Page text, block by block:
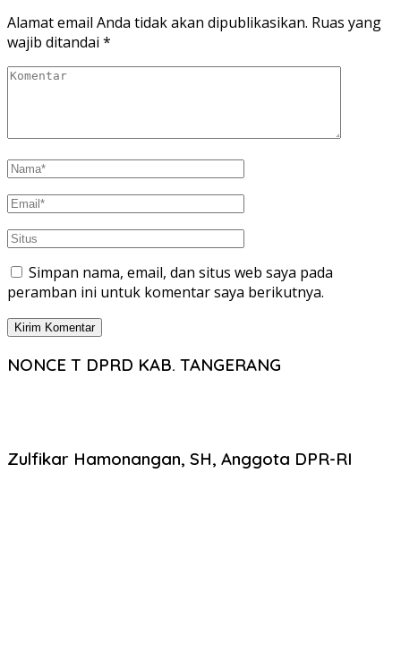
Alamat email Anda tidak akan dipublikasikan. Ruas yang
wajib ditandai *
Simpan nama, email, dan situs web saya pada
peramban ini untuk komentar saya berikutnya.
NONCE T DPRD KAB. TANGERANG
Zulfikar Hamonangan, SH, Anggota DPR-RI